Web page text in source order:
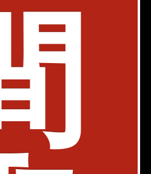
半蔵門駅 8分
3LDK
104.53㎡
円〜950,000円